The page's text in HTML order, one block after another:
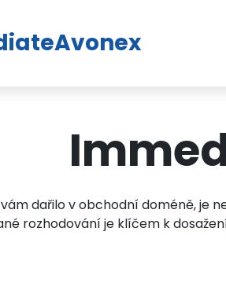
dařilo v obchodní doméně, je
rozhodování je klíčem k